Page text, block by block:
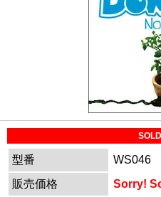
型番
WS046
販売価格
Sorry!